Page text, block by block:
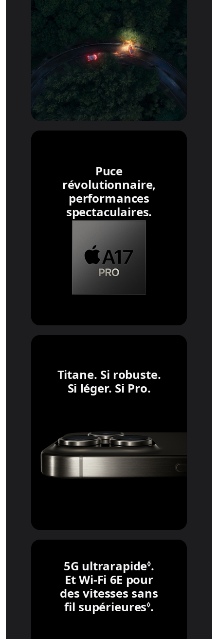
Puce
révolutionnaire,
performances
spectaculaires.
Titane. Si robuste.
Si léger. Si Pro.
5G ultrarapide◊Mention
.
Et Wi-Fi 6E pour
des vitesses sans
fil supérieures◊Mention
.